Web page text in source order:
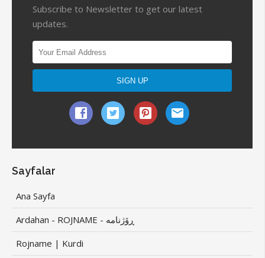
Subscribe to Newsletter to get our latest
updates.
Sayfalar
Ana Sayfa
Ardahan - ROJNAME - ڕۆژنامە
Rojname | Kurdi